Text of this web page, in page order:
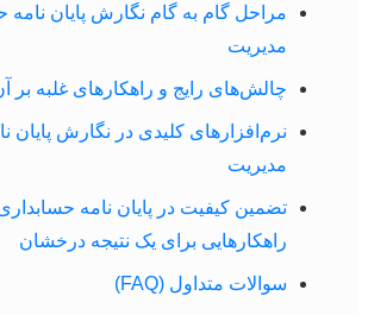
مراحل گام به گام نگارش پایان نامه
مدیریت
چالش‌های رایج و راهکارهای غلبه بر
نرم‌افزارهای کلیدی در نگارش پایان
مدیریت
تضمین کیفیت در پایان نامه
راهکارهایی برای یک نتیجه درخشان
سوالات متداول (FAQ)